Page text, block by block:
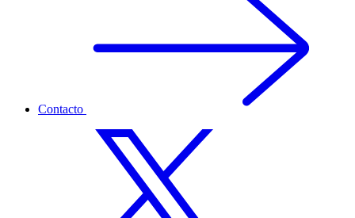
Contacto